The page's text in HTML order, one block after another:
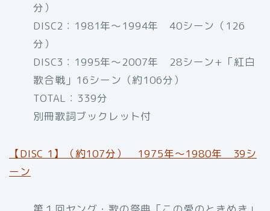
分）
DISC2：1981年～1994年 40シーン（126
分）
DISC3：1995年～2007年 28シーン+「紅白
歌合戦」16シーン（約106分）
TOTAL：339分
別冊歌詞ブックレット付
【DISC 1】（約107分） 1975年～1980年 39シ
ーン